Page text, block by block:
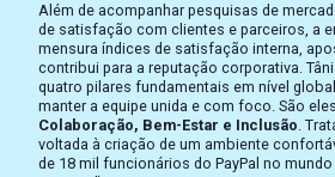
Além de acompanhar pesquisas de
de satisfação com clientes e parceiros, a
mensura índices de satisfação interna,
contribui para a reputação corporativa.
quatro pilares fundamentais em nível
manter a equipe unida e com foco. São
Colaboração, Bem-Estar e Inclusão.
voltada à criação de um ambiente
de 18 mil funcionários do PayPal no